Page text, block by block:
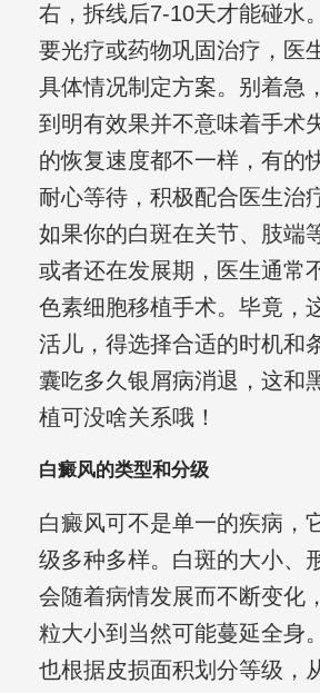
右，拆线后7-10天才能碰水
要光疗或药物巩固治疗，医
具体情况制定方案。别着急
到明有效果并不意味着手术
的恢复速度都不一样，有的
耐心等待，积极配合医生治
如果你的白斑在关节、肢端
或者还在发展期，医生通常
色素细胞移植手术。毕竟，
活儿，得选择合适的时机和
囊吃多久银屑病消退，这和
植可没啥关系哦！
白癜风的类型和分级
白癜风可不是单一的疾病，
级多种多样。白斑的大小、
会随着病情发展而不断变化
粒大小到当然可能蔓延全身
也根据皮损面积划分等级，